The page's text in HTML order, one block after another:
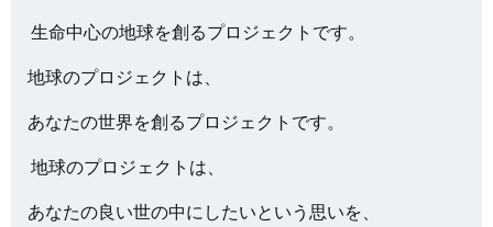
生命中心の地球を創るプロジェクトです。
地球のプロジェクトは、
あなたの世界を創るプロジェクトです。
地球のプロジェクトは、
あなたの良い世の中にしたいという思いを、